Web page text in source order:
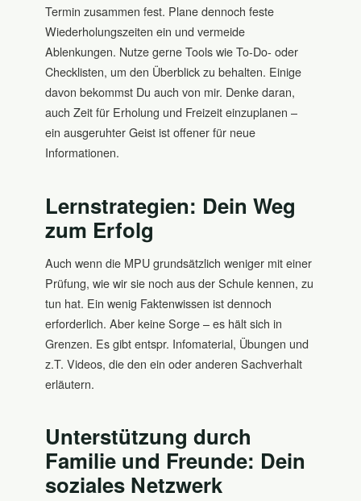
Termin zusammen fest. Plane dennoch feste
Wiederholungszeiten ein und vermeide
Ablenkungen. Nutze gerne Tools wie To-Do- oder
Checklisten, um den Überblick zu behalten. Einige
davon bekommst Du auch von mir. Denke daran,
auch Zeit für Erholung und Freizeit einzuplanen –
ein ausgeruhter Geist ist offener für neue
Informationen.
Lernstrategien: Dein Weg
zum Erfolg
Auch wenn die MPU grundsätzlich weniger mit einer
Prüfung, wie wir sie noch aus der Schule kennen, zu
tun hat. Ein wenig Faktenwissen ist dennoch
erforderlich. Aber keine Sorge – es hält sich in
Grenzen. Es gibt entspr. Infomaterial, Übungen und
z.T. Videos, die den ein oder anderen Sachverhalt
erläutern.
Unterstützung durch
Familie und Freunde: Dein
soziales Netzwerk